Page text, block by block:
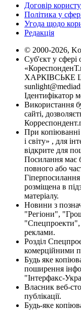
Договір
Політика у
Угода щодо
Редакція
© 2000-2026,
Суб'єкт у сфері
ХАРКІВСЬКЕ
Ідентифікатор
Використання
сайті,
При копіюванні
і світу» , для
відкрите для
Посилання має
повного або
розміщена в
матеріалу.
Новини з
"Регіони",
реклами.
Розділ
комерційними
Будь яке
поширення
"Інтерфакс-
Власник веб-
публікації.
Будь-яке